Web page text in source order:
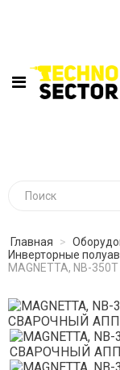
Главная >
Инверторные
MAGNETTA, NB-